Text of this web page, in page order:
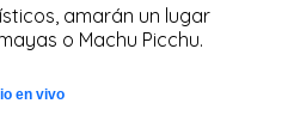
amarán un lugar
o Machu Picchu.
en vivo